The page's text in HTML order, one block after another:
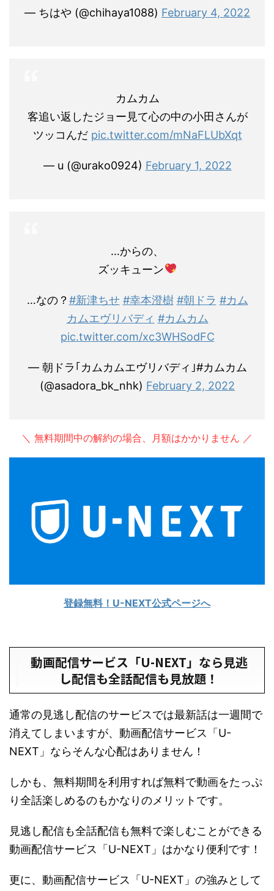
— ちはや (@chihaya1088) February 4, 2022
カムカム
客追い返したジョー見て心の中の小田さんが
ツッコんだ pic.twitter.com/mNaFLUbXqt
— u (@urako0924) February 1, 2022
…からの、
ズッキューン
…なの？ #新津ちせ #幸本澄樹 #朝ドラ #カム
カムエヴリバディ #カムカム
pic.twitter.com/xc3WHSodFC
— 朝ドラ｢カムカムエヴリバディ｣#カムカム
(@asadora_bk_nhk) February 2, 2022
＼ 無料期間中の解約の場合、月額はかかりません ／
登録無料！U-NEXT公式ページへ
動画配信サービス「U-NEXT」なら見逃
し配信も全話配信も見放題！
通常の見逃し配信のサービスでは最新話は一週間で
消えてしまいますが、動画配信サービス「U-
NEXT」ならそんな心配はありません！
しかも、無料期間を利用すれば無料で動画をたっぷ
り全話楽しめるのもかなりのメリットです。
見逃し配信も全話配信も無料で楽しむことができる
動画配信サービス「U-NEXT」はかなり便利です！
更に、動画配信サービス「U-NEXT」の強みとして